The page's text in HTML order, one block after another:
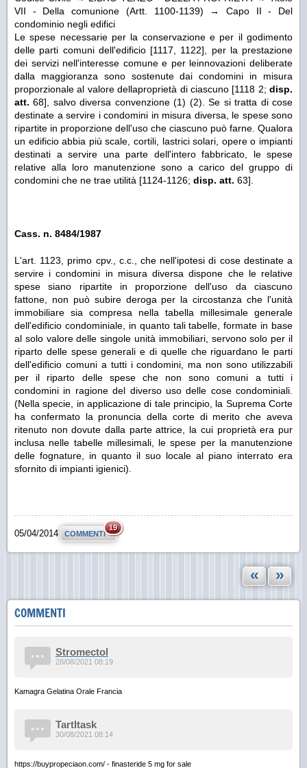
VII - Della comunione (Artt. 1100-1139) → Capo II - Del
condominio negli edifici
Le spese necessarie per la conservazione e per il godimento
delle parti comuni dell'edificio [1117, 1122], per la prestazione
dei servizi nell'interesse comune e per leinnovazioni deliberate
dalla maggioranza sono sostenute dai condomini in misura
proporzionale al valore dellaproprietà di ciascuno [1118 2; disp.
att. 68], salvo diversa convenzione(1) (2) . Se si tratta di cose
destinate a servire i condomini in misura diversa, le spese sono
ripartite in proporzione dell'uso che ciascuno può farne. Qualora
un edificio abbia più scale, cortili, lastrici solari, opere o impianti
destinati a servire una parte dell'intero fabbricato, le spese
relative alla loro manutenzione sono a carico del gruppo di
condomini che ne trae utilità [1124-1126; disp. att. 63].
Cass. n. 8484/1987
L'art. 1123, primo cpv., c.c., che nell'ipotesi di cose destinate a
servire i condomini in misura diversa dispone che le relative
spese siano ripar­tite in proporzione dell'uso da ciascuno
fattone, non può subire deroga per la circostanza che l'unità
immobiliare sia compresa nella tabella millesimale generale
dell'edificio condominiale, in quanto tali tabelle, formate in base
al solo valore delle singole unità immobiliari, servono solo per il
riparto delle spese generali e di quelle che riguardano le parti
dell'edificio comuni a tutti i condomini, ma non sono utilizzabili
per il riparto delle spese che non sono comuni a tutti i
condomini in ragione del diverso uso delle cose condominiali.
(Nella specie, in applicazione di tale principio, la Suprema Corte
ha confermato la pronuncia della corte di merito che aveva
ritenuto non dovute dalla parte attrice, la cui proprietà era pur
inclusa nelle tabelle millesimali, le spese per la manutenzione
delle fognature, in quanto il suo locale al piano interrato era
sfornito di impianti igienici).
05/04/2014 COMMENTI
19
« »
COMMENTI
Stromectol
Kamagra Gelatina Orale Francia
28/08/2021 08:19
TartItask
https://buypropeciaon.com/ - finasteride 5 mg for sale
30/08/2021 08:14